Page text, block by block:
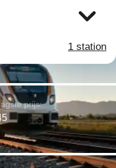
1 station
prijs: